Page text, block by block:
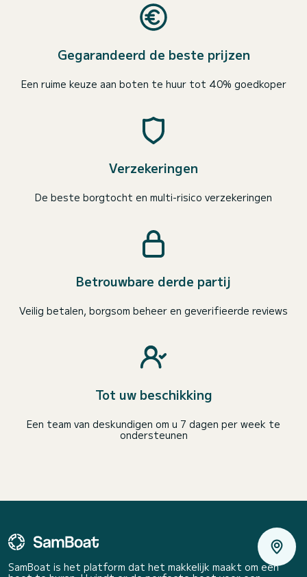
Gegarandeerd de beste prijzen
Een ruime keuze aan boten te huur tot 40% goedkoper
Verzekeringen
De beste borgtocht en multi-risico verzekeringen
Betrouwbare derde partij
Veilig betalen, borgsom beheer en geverifieerde reviews
Tot uw beschikking
Een team van deskundigen om u 7 dagen per week te
ondersteunen
SamBoat is het platform dat het makkelijk maakt om een